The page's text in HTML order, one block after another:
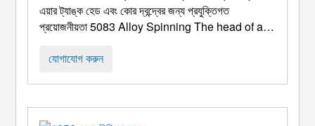
এয়ার ট্যাঙ্ক হেড এবং কোর দ্বন্দ্বের জন্য প্রযুক্তিগত
প্রয়োজনীয়তা 5083Alloy Spinning The head of a
বায়ু) একটি মূল চাপ বহনকারী উপাদান যা অবশ্যই দুটি মূল মানদণ্ড
যোগাযোগ করুন